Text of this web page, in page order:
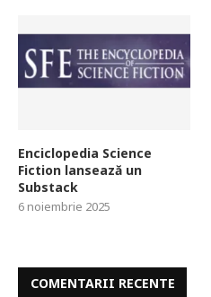
Enciclopedia Science
Fiction lansează un
Substack
6 noiembrie 2025
COMENTARII RECENTE